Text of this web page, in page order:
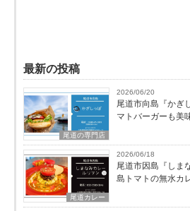
最新の投稿
尾道の専門店
2026/06/20
尾道市向島『かぎ
マトバーガーも美
尾道カレー
2026/06/18
尾道市因島『しま
島トマトの無水カ